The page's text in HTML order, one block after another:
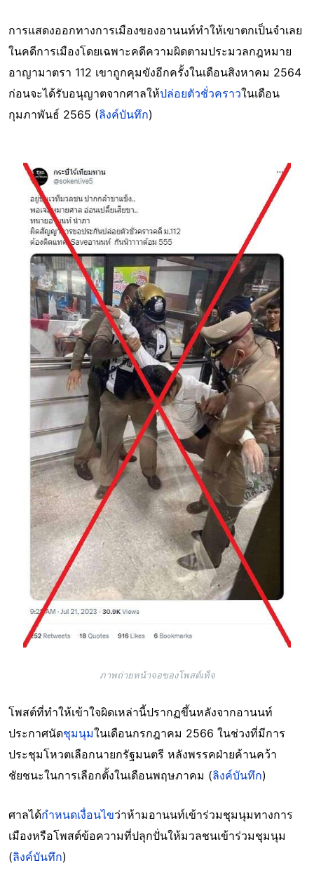
การแสดงออกทางการเมืองของอานนท์ทำให้เขาตกเป็นจำเลย
ในคดีการเมืองโดยเฉพาะคดีความผิดตามประมวลกฎหมาย
อาญามาตรา 112 เขาถูกคุมขังอีกครั้งในเดือนสิงหาคม 2564
ก่อนจะได้รับอนุญาตจากศาลให้ปล่อยตัวชั่วคราวในเดือน
กุมภาพันธ์ 2565 (ลิงค์บันทึก)
Image
ภาพถ่ายหน้าจอของโพสต์เท็จ
โพสต์ที่ทำให้เข้าใจผิดเหล่านี้ปรากฏขึ้นหลังจากอานนท์
ประกาศนัดชุมนุมในเดือนกรกฎาคม 2566 ในช่วงที่มีการ
ประชุมโหวตเลือกนายกรัฐมนตรี หลังพรรคฝ่ายค้านคว้า
ชัยชนะในการเลือกตั้งในเดือนพฤษภาคม (ลิงค์บันทึก)
ศาลได้กำหนดเงื่อนไขว่าห้ามอานนท์เข้าร่วมชุมนุมทางการ
เมืองหรือโพสต์ข้อความที่ปลุกปั่นให้มวลชนเข้าร่วมชุมนุม
(ลิงค์บันทึก)